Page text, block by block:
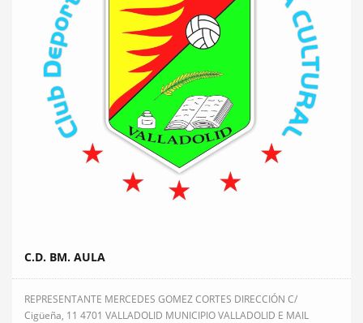
C.D. BM. AULA
REPRESENTANTE MERCEDES GOMEZ CORTES DIRECCIÓN C/
Cigüeña, 11 4701 VALLADOLID MUNICIPIO VALLADOLID E MAIL